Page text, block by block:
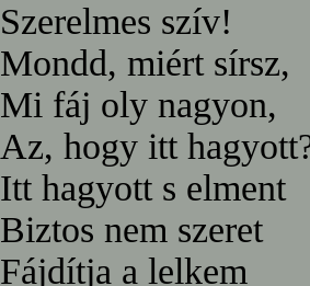
Szerelmes szív!
Mondd, miért sírsz,
Mi fáj oly nagyon,
Az, hogy itt
Itt hagyott s elment
Biztos nem szeret
Fájdítja a lelkem